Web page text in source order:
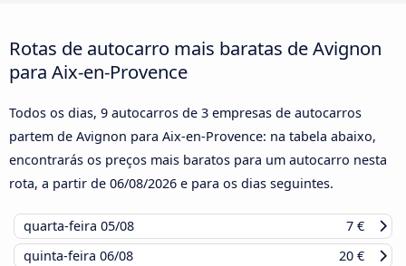
Rotas de autocarro mais baratas de Avignon
para Aix-en-Provence
Todos os dias, 9 autocarros de 3 empresas de autocarros
partem de Avignon para Aix-en-Provence: na tabela abaixo,
encontrarás os preços mais baratos para um autocarro nesta
rota, a partir de 06/08/2026 e para os dias seguintes.
quarta-feira 05/08
7 €
quinta-feira 06/08
20 €